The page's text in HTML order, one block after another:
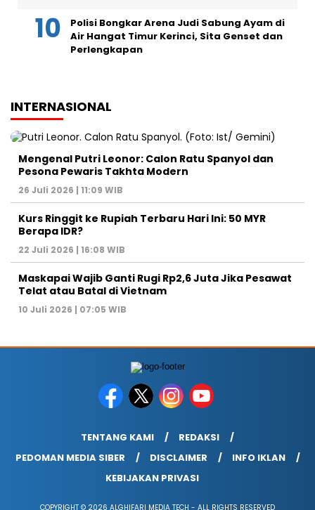
Polisi Bongkar Arena Judi Sabung Ayam di
Air Hangat Timur Kerinci, Sita Genset dan
Perlengkapan
INTERNASIONAL
Mengenal Putri Leonor: Calon Ratu Spanyol dan
Pesona Pewaris Takhta Modern
26 Juli 2026 | 11:09 WIB
Kurs Ringgit ke Rupiah Terbaru Hari Ini: 50 MYR
Berapa IDR?
22 Juli 2026 | 16:08 WIB
Maskapai Wajib Ganti Rugi Rp2,6 Juta Jika Pesawat
Telat atau Batal di Vietnam
10 Juli 2026 | 07:05 WIB
TENTANG KAMI
REDAKSI
PEDOMAN MEDIA SIBER
DISCLAIMER
INFO IKLAN
KEBIJAKAN PRIVASI
COPYRIGHT © 2026 ALGHIFARI MEDIA TECH - ALL RIGHTS RESERVED